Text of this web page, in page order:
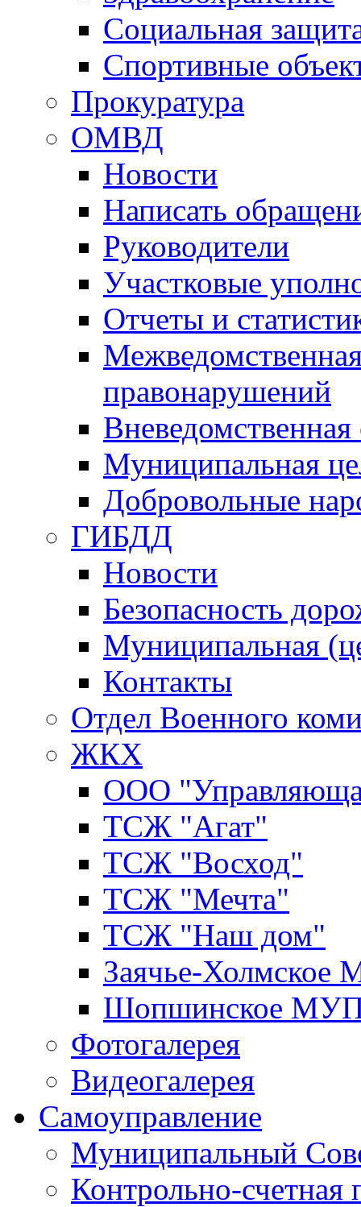
Социальная
Спортивные
Прокуратура
ОМВД
Новости
Написать
Руководители
Участковые
Отчеты и
правонарушений
Вневедомственная
Муниципальная
Добровольные
ГИБДД
Новости
Безопасность
Муниципальная
Контакты
Отдел Военного
ЖКХ
ООО
ТСЖ "Агат"
ТСЖ "Восход"
ТСЖ "Мечта"
ТСЖ "Наш дом"
Заячье-
Шопшинское
Фотогалерея
Видеогалерея
Самоуправление
Муниципальный
Контрольно-счетная